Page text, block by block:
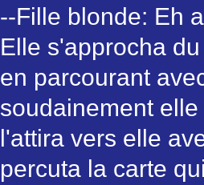
--Fille blonde: Eh
Elle s'approcha
en parcourant
soudainement
l'attira vers elle
percuta la carte